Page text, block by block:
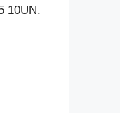
10UN.